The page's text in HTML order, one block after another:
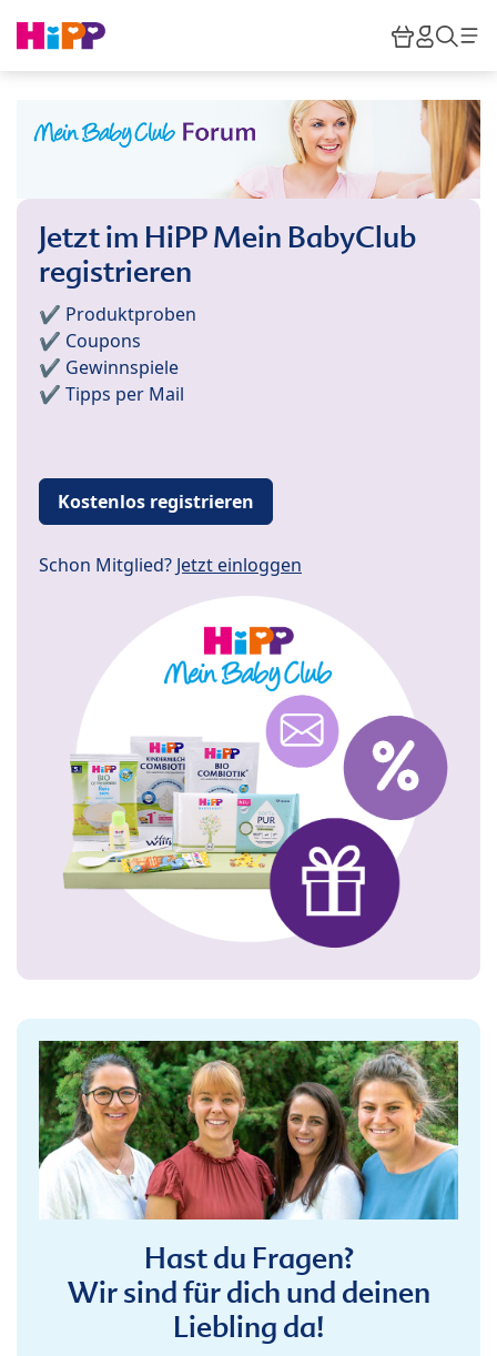
HiPP
Jetzt im HiPP Mein BabyClub
registrieren
✔️ Produktproben
✔️ Coupons
✔️ Gewinnspiele
✔️ Tipps per Mail
Kostenlos registrieren
Schon Mitglied? Jetzt einloggen
Hast du Fragen?
Wir sind für dich und deinen
Liebling da!